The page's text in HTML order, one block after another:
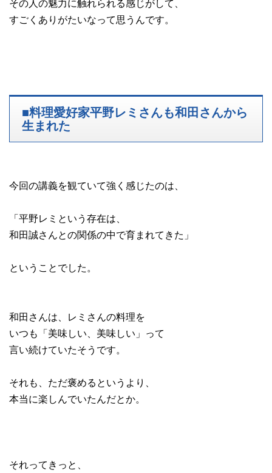
すごくありがたいなって思うんです。
■料理愛好家平野レミさんも和田さんから
生まれた
今回の講義を観ていて強く感じたのは、
「平野レミという存在は、
和田誠さんとの関係の中で育まれてきた」
ということでした。
和田さんは、レミさんの料理を
いつも「美味しい、美味しい」って
言い続けていたそうです。
それも、ただ褒めるというより、
本当に楽しんでいたんだとか。
それってきっと、